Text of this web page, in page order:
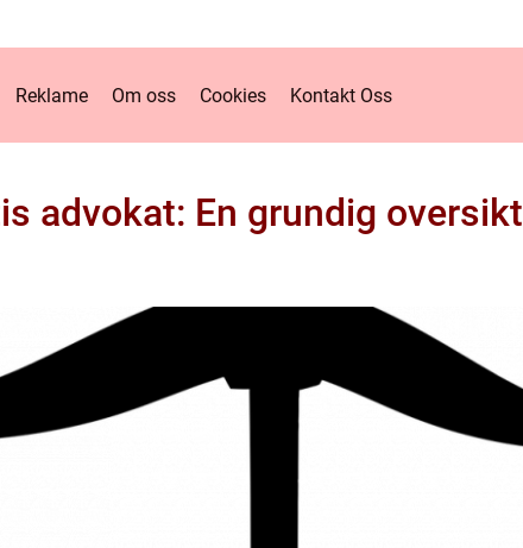
Reklame Om oss Cookies Kontakt Oss
advokat: En grundig oversikt